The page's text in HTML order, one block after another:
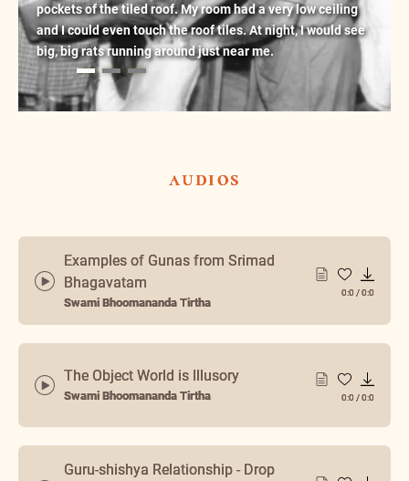
pockets of the tiled roof. My room had a very low ceiling
and I could even touch the roof tiles. At night, I would see
big, big rats running around just near me.
audios
Examples of Gunas from Srimad
Bhagavatam
Swami Bhoomananda Tirtha
0:0 /0:0
The Object World is Illusory
Swami Bhoomananda Tirtha 0:0 /0:0
Guru-shishya Relationship - Drop